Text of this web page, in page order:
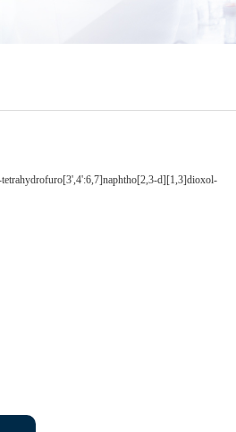
d][1,3]dioxol-